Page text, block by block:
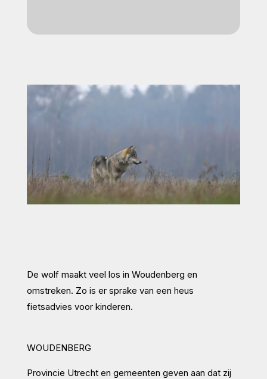
De wolf maakt veel los in Woudenberg en
omstreken. Zo is er sprake van een heus
fietsadvies voor kinderen.
WOUDENBERG
Provincie Utrecht en gemeenten geven aan dat zij